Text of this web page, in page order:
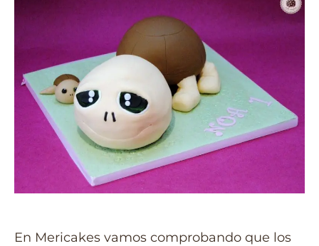
En Mericakes vamos comprobando que los